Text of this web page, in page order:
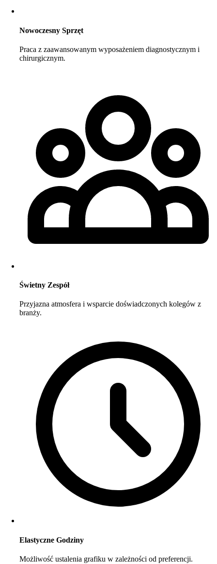
Nowoczesny Sprzęt
Praca z zaawansowanym wyposażeniem diagnostycznym i
chirurgicznym.
Świetny Zespół
Przyjazna atmosfera i wsparcie doświadczonych kolegów z
branży.
Elastyczne Godziny
Możliwość ustalenia grafiku w zależności od preferencji.